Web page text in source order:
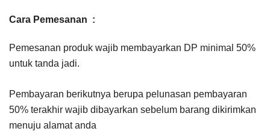
Cara Pemesanan :
Pemesanan produk wajib membayarkan DP minimal 50%
untuk tanda jadi.
Pembayaran berikutnya berupa pelunasan pembayaran
50% terakhir wajib dibayarkan sebelum barang dikirimkan
menuju alamat anda